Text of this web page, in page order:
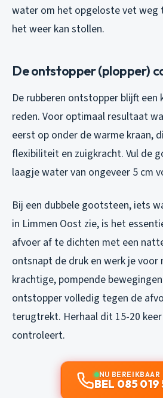
water om het opgeloste vet weg
het weer kan stollen.
De ontstopper (plopper)
De rubberen ontstopper blijft een
reden. Voor optimaal resultaat
eerst op onder de warme kraan,
flexibiliteit en zuigkracht. Vul de
laagje water van ongeveer 5 cm
Bij een dubbele gootsteen, iets
in Limmen Oost zie, is het
afvoer af te dichten met een
ontsnapt de druk en werk je voor
krachtige, pompende
ontstopper volledig tegen de
terugtrekt. Herhaal dit 15-20
controleert.
NU BEREIKBAAR
BEL 085 019